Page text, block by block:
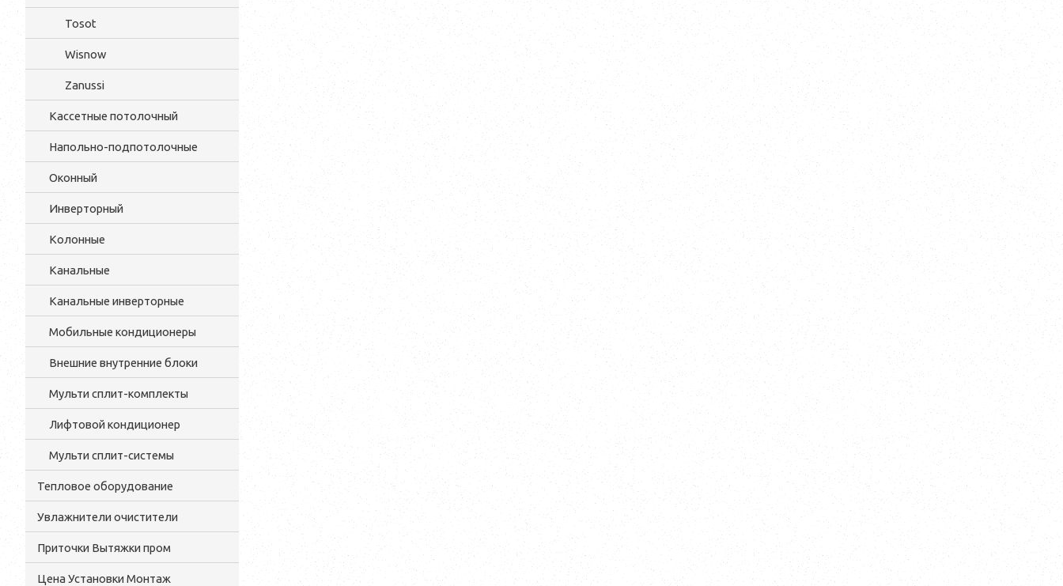
Tosot
Wisnow
Zanussi
Кассетные потолочный
Напольно-подпотолочные
Оконный
Инверторный
Колонные
Канальные
Канальные инверторные
Мобильные кондиционеры
Внешние внутренние блоки
Мульти cплит-комплекты
Лифтовой кондиционер
Мульти сплит-системы
Тепловое оборудование
Увлажнители очистители
Приточки Вытяжки пром
Цена Установки Монтаж